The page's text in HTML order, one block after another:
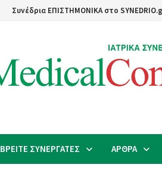
Συνέδρια ΕΠΙΣΤΗΜΟΝΙΚΑ στο
ΒΡΕΙΤΕ ΣΥΝΕΡΓΑΤΕΣ ΑΡΘΡΑ